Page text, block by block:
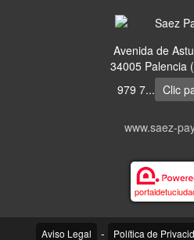
Avenida de
34005 Palencia
979 7... Clic
www.saez-
Aviso Legal - Política de